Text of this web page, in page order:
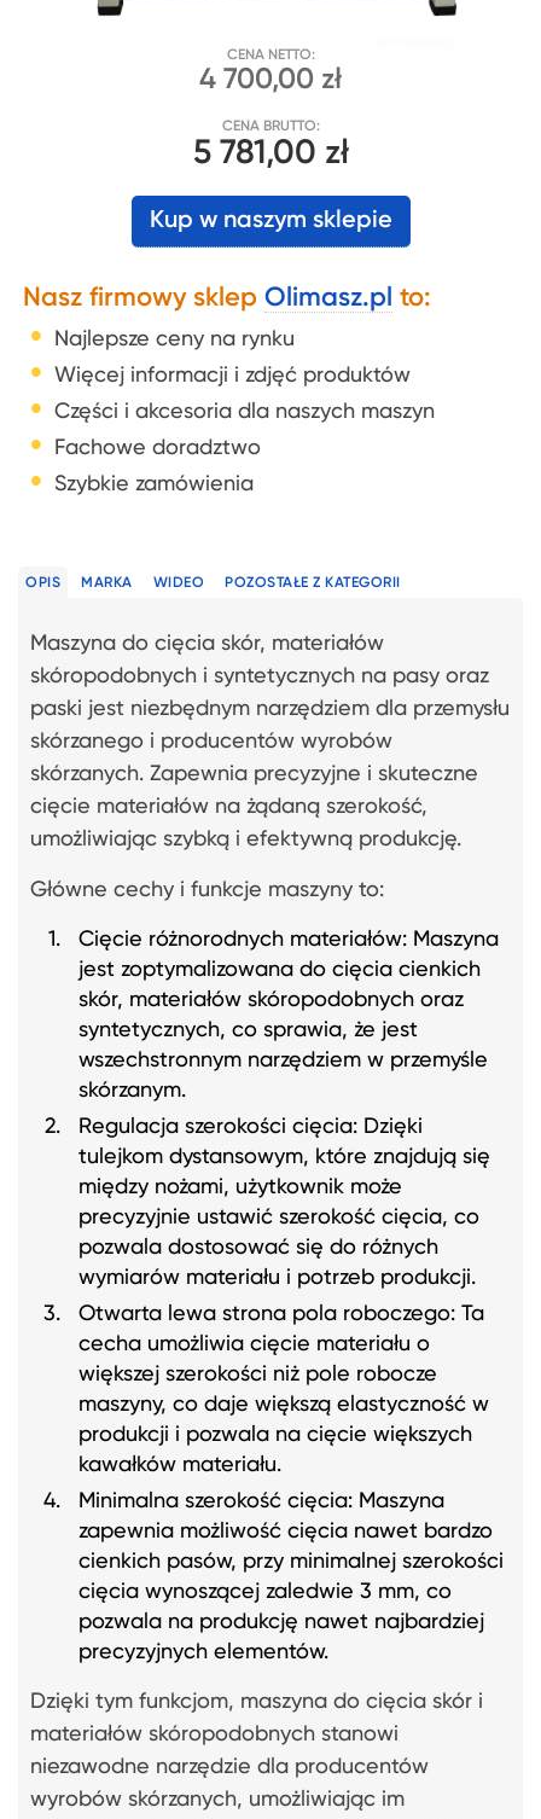
CENA NETTO:
4 700,00 zł
CENA BRUTTO:
5 781,00 zł
Kup w naszym sklepie
Nasz firmowy sklep Olimasz.pl to:
Najlepsze ceny na rynku
Więcej informacji i zdjęć produktów
Części i akcesoria dla naszych maszyn
Fachowe doradztwo
Szybkie zamówienia
OPIS MARKA WIDEO POZOSTAŁE Z KATEGORII
Maszyna do cięcia skór, materiałów
skóropodobnych i syntetycznych na pasy oraz
paski jest niezbędnym narzędziem dla przemysłu
skórzanego i producentów wyrobów
skórzanych. Zapewnia precyzyjne i skuteczne
cięcie materiałów na żądaną szerokość,
umożliwiając szybką i efektywną produkcję.
Główne cechy i funkcje maszyny to:
Cięcie różnorodnych materiałów: Maszyna
jest zoptymalizowana do cięcia cienkich
skór, materiałów skóropodobnych oraz
syntetycznych, co sprawia, że jest
wszechstronnym narzędziem w przemyśle
skórzanym.
Regulacja szerokości cięcia: Dzięki
tulejkom dystansowym, które znajdują się
między nożami, użytkownik może
precyzyjnie ustawić szerokość cięcia, co
pozwala dostosować się do różnych
wymiarów materiału i potrzeb produkcji.
Otwarta lewa strona pola roboczego: Ta
cecha umożliwia cięcie materiału o
większej szerokości niż pole robocze
maszyny, co daje większą elastyczność w
produkcji i pozwala na cięcie większych
kawałków materiału.
Minimalna szerokość cięcia: Maszyna
zapewnia możliwość cięcia nawet bardzo
cienkich pasów, przy minimalnej szerokości
cięcia wynoszącej zaledwie 3 mm, co
pozwala na produkcję nawet najbardziej
precyzyjnych elementów.
Dzięki tym funkcjom, maszyna do cięcia skór i
materiałów skóropodobnych stanowi
niezawodne narzędzie dla producentów
wyrobów skórzanych, umożliwiając im